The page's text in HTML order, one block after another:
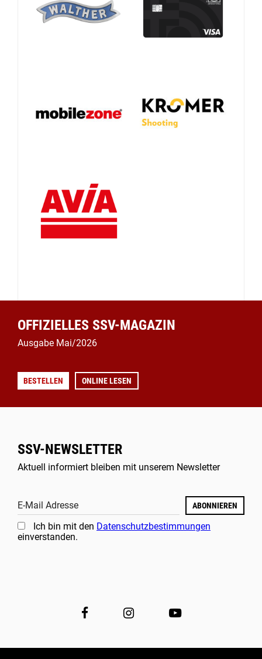
OFFIZIELLES SSV-MAGAZIN
Ausgabe Mai/2026
BESTELLEN ONLINE LESEN
SSV-NEWSLETTER
Aktuell informiert bleiben mit unserem Newsletter
E-Mail Adresse ABONNIEREN
Ich bin mit den Datenschutzbestimmungen
einverstanden.